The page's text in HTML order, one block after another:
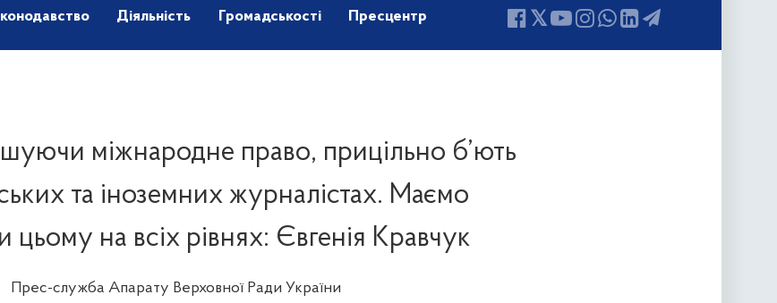
Діяльність Громадськості Пресцентр
міжнародне право, прицільно б’ють
та іноземних журналістах. Маємо
цьому на всіх рівнях: Євгенія Кравчук
Прес-служба Апарату Верховної Ради України